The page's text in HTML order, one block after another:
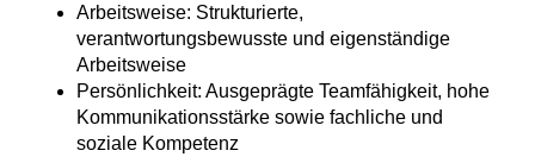
Arbeitsweise: Strukturierte,
verantwortungsbewusste und eigenständige
Arbeitsweise
Persönlichkeit: Ausgeprägte Teamfähigkeit, hohe
Kommunikationsstärke sowie fachliche und
soziale Kompetenz